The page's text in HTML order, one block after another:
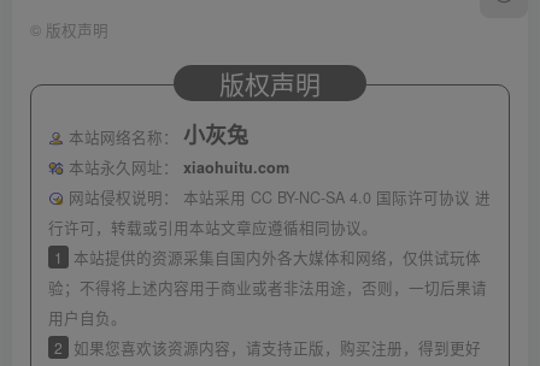
© 版权声明
版权声明
本站网络名称： 小灰兔
本站永久网址：
xiaohuitu.com
网站侵权说明：
本站采用 CC BY-NC-SA 4.0 国际许可协议 进
行许可，转载或引用本站文章应遵循相同协议。
1
本站提供的资源采集自国内外各大媒体和网络，仅供试玩体
验；不得将上述内容用于商业或者非法用途，否则，一切后果请
用户自负。
2
如果您喜欢该资源内容，请支持正版，购买注册，得到更好